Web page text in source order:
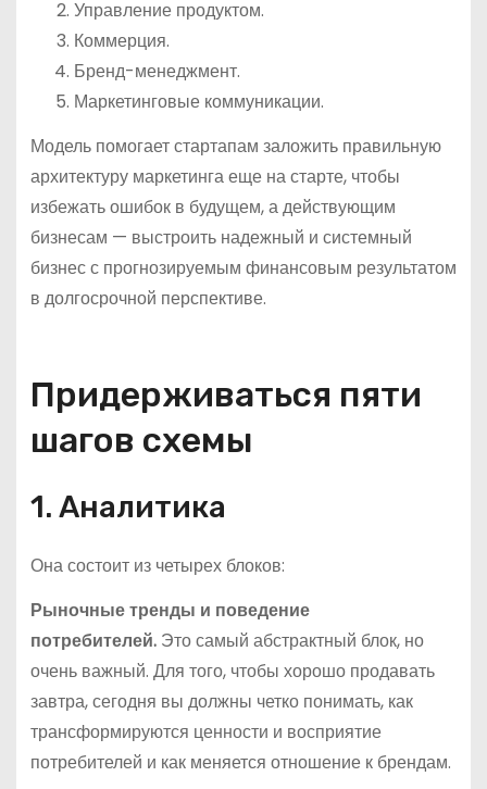
Управление продуктом.
Коммерция.
Бренд-менеджмент.
Маркетинговые коммуникации.
Модель помогает стартапам заложить правильную
архитектуру маркетинга еще на старте, чтобы
избежать ошибок в будущем, а действующим
бизнесам — выстроить надежный и системный
бизнес с прогнозируемым финансовым результатом
в долгосрочной перспективе.
Придерживаться пяти
шагов схемы
1. Аналитика
Она состоит из четырех блоков:
Рыночные тренды и поведение
потребителей. Это самый абстрактный блок, но
очень важный. Для того, чтобы хорошо продавать
завтра, сегодня вы должны четко понимать, как
трансформируются ценности и восприятие
потребителей и как меняется отношение к брендам.